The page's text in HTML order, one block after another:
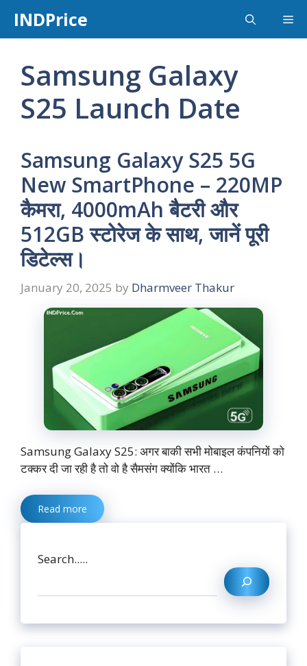
content
INDPrice
Samsung Galaxy
S25 Launch Date
Samsung Galaxy S25 5G
New SmartPhone – 220MP
कैमरा, 4000mAh बैटरी और
512GB स्टोरेज के साथ, जानें पूरी
डिटेल्स।
January 20, 2025 by Dharmveer Thakur
Samsung Galaxy S25: अगर बाकी सभी मोबाइल कंपनियों को
टक्कर दी जा रही है तो वो है सैमसंग क्योंकि भारत …
Read more
Search.....